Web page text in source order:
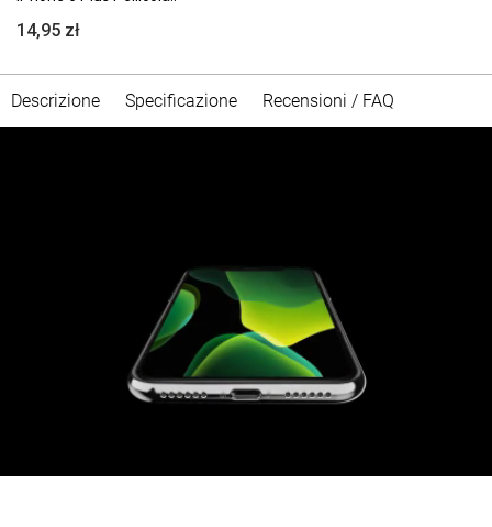
14,95 zł
Descrizione Specificazione Recensioni / FAQ